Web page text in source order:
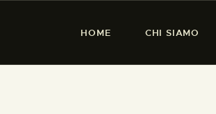
HOME CHI SIAMO